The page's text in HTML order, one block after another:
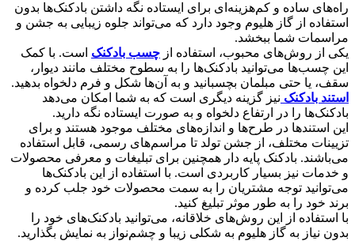
راه‌های ساده و کم‌هزینه‌ای برای ایستاده نگه داشتن بادکنک‌ها بدون
استفاده از گاز هلیوم وجود دارد که می‌تواند جلوه زیبایی به جشن و
مراسمات شما ببخشد.
یکی از روش‌های محبوب، استفاده از چسب بادکنک است. با کمک
این چسب‌ها می‌توانید بادکنک‌ها را به سطوح مختلف مانند دیوار،
سقف، یا حتی مبلمان بچسبانید و به آن‌ها شکل و فرم دلخواه بدهید.
استند بادکنک نیز گزینه دیگری است که به شما امکان می‌دهد
بادکنک‌ها را در ارتفاع دلخواه و به صورت ایستاده نگه دارید.
این استندها در طرح‌ها و اندازه‌های مختلف موجود هستند و برای
تزیینات مختلف، از جشن تولد تا مراسم‌های رسمی، قابل استفاده
می‌باشند. بادکنک پایه دار همچنین برای تبلیغات و معرفی محصولات
و خدمات نیز بسیار کاربردی است. با استفاده از این بادکنک‌ها
می‌توانید توجه مشتریان را به سمت محصولات خود جلب کرده و
برند خود را به طور موثر تبلیغ کنید.
با استفاده از این روش‌های خلاقانه، می‌توانید بادکنک‌های خود را
بدون نیاز به گاز هلیوم به شکلی زیبا و چشم‌نواز به نمایش بگذارید.